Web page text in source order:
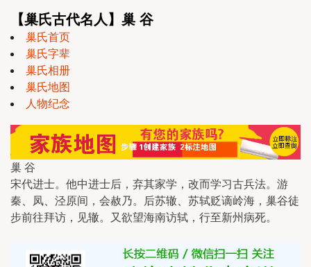
【巢氏古代名人】巢 谷
巢氏首页
巢氏字辈
巢氏相册
巢氏地图
人物纪念
巢 谷
宋代进士。他中进士后，弃其家学，改而学习古兵法。游
秦、凤、泾原间，会赦乃。后苏辙、苏轼贬谪岭海，巢谷徒
步前往拜访，见辙。又欲望海南访轼，行至新州病死。